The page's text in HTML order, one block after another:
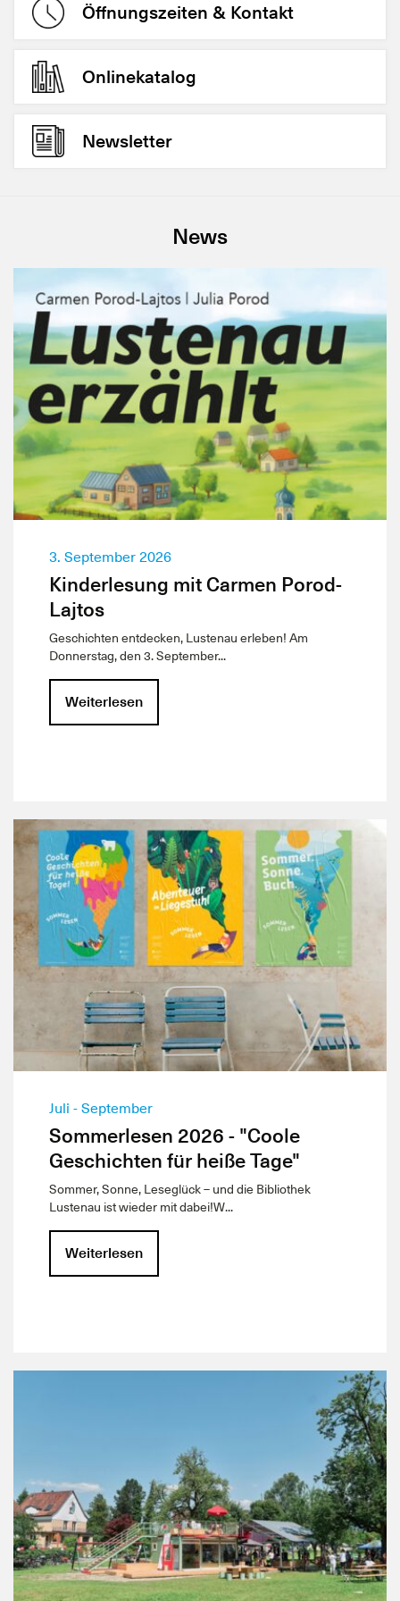
Öffnungszeiten & Kontakt
Onlinekatalog
Newsletter
News
3. September 2026
Kinderlesung mit Carmen Porod-
Lajtos
Geschichten entdecken, Lustenau erleben! Am
Donnerstag, den 3. September...
Weiterlesen
Juli - September
Sommerlesen 2026 - "Coole
Geschichten für heiße Tage"
Sommer, Sonne, Leseglück – und die Bibliothek
Lustenau ist wieder mit dabei!W...
Weiterlesen